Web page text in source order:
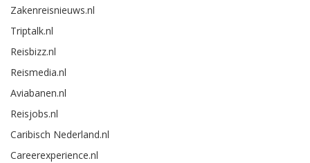
Zakenreisnieuws.nl
Triptalk.nl
Reisbizz.nl
Reismedia.nl
Aviabanen.nl
Reisjobs.nl
Caribisch Nederland.nl
Careerexperience.nl